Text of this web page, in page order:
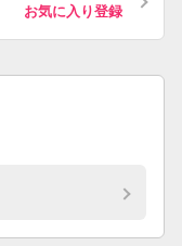
お気に入り登録